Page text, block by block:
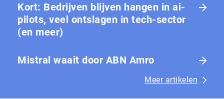
Kort: Bedrijven blijven hangen in ai-
pilots, veel ontslagen in tech-sector
(en meer)
Mistral waait door ABN Amro
Meer artikelen